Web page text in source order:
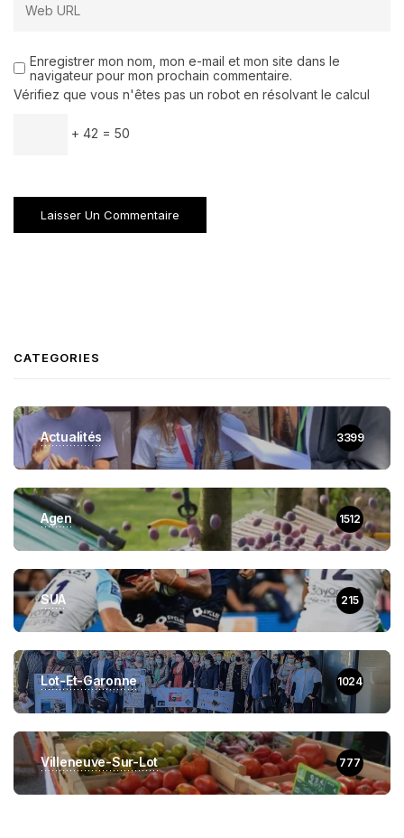
Enregistrer mon nom, mon e-mail et mon site dans le
navigateur pour mon prochain commentaire.
Vérifiez que vous n'êtes pas un robot en résolvant le calcul
+ 42 = 50
CATEGORIES
Actualités 3399
Agen 1512
SUA 215
Lot-Et-Garonne 1024
Villeneuve-Sur-Lot 777